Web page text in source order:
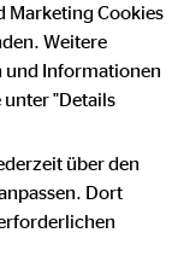
AG
Marketing Cookies
Weitere
Informationen
unter "Details
über den
Dort